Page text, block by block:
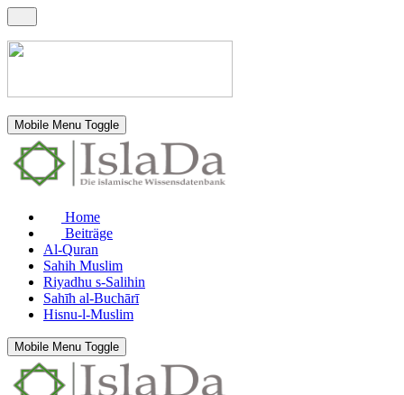
Mobile Menu Toggle
Home
Beiträge
Al-Quran
Sahih Muslim
Riyadhu s-Salihin
Sahīh al-Buchārī
Hisnu-l-Muslim
Mobile Menu Toggle